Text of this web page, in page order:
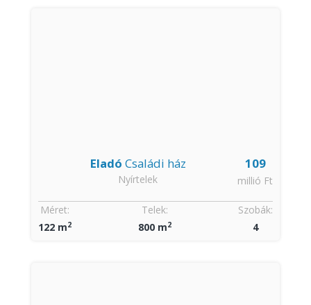
109
millió Ft
Eladó Családi ház
Nyírtelek
Szobák:
4
Méret:
122 m2
Telek:
800 m2